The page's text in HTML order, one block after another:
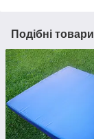
Подібні